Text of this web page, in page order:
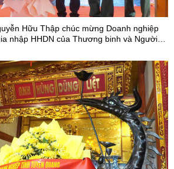
Hữu Thập chúc mừng Doanh nghiệp
nhập HHDN của Thương binh và Người